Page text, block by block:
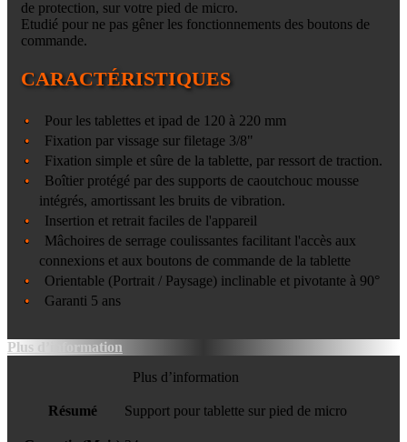
de protection, sur votre pied de micro.
Etudié pour ne pas gêner les fonctionnements des boutons de
commande.
CARACTÉRISTIQUES
Pour les tablettes et ipad de 120 à 220 mm
Fixation par vissage sur filetage 3/8"
Fixation simple et sûre de la tablette, par ressort de traction.
Boîtier protégé par des supports de caoutchouc mousse
intégrés, amortissant les bruits de vibration.
Insertion et retrait faciles de l'appareil
Mâchoires de serrage coulissantes facilitant l'accès aux
connexions et aux boutons de commande de la tablette
Orientable (Portrait / Paysage) inclinable et pivotante à 90°
Garanti 5 ans
Plus d’information
Plus d’information
Résumé Support pour tablette sur pied de micro